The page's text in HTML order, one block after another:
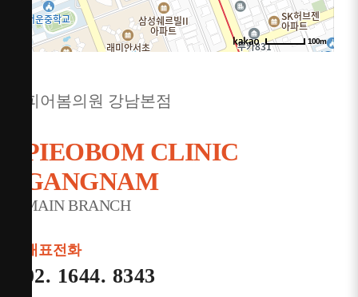
100m
전화
1644-8343
피어봄의원 강남본점
PIEOBOM CLINIC
GANGNAM
MAIN BRANCH
대표전화
02. 1644. 8343